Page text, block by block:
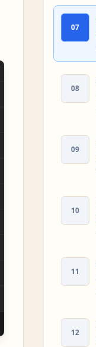
07
08
09
10
11
12